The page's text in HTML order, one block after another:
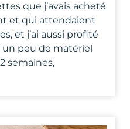
que j’avais acheté
et qui attendaient
et j’ai aussi profité
un peu de matériel
semaines,